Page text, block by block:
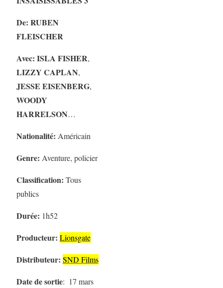
De: RUBEN
FLEISCHER
Avec: ISLA FISHER,
LIZZY CAPLAN,
JESSE EISENBERG,
WOODY
HARRELSON…
Nationalité: Américain
Genre: Aventure, policier
Classification: Tous
publics
Durée: 1h52
Producteur: Lionsgate
Distributeur: SND Films
Date de sortie: ‎ 17 mars